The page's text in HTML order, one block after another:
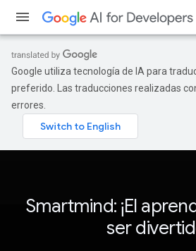
Google utiliza tecnología de IA para
preferido. Las traducciones realizadas
errores.
Smartmind: ¡El
ser